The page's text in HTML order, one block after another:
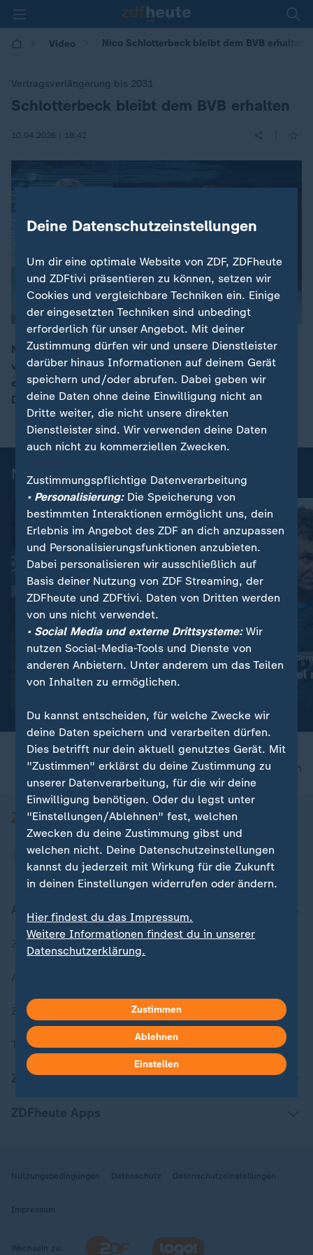
Video Nico Schlotterbeck bleibt dem BVB erhalten
Vertragsverlängerung bis 2031
:
Schlotterbeck bleibt dem BVB erhalten
10.04.2026 | 18:42
Nico Schlotterbeck hat seinen Vertrag beim BVB
vorzeitig bis 2031 verlängert. Der Innenverteidiger
entschied sich für den Revierklub, weil er mit
Dortmund Titel gewinnen will.
Mehr News aus dem Sport
Knapper Sieg gegen Bochum:
Hertha BSC jubelt zum
Zweitliga-Auftakt
Transfer-News in Bildern
Asllani-Wechsel
nach oben
Aktuell bei ZDFheute
Zuletzt veröffentlicht
ZDFheute Stories
Themen im Überblick
ZDFheute Update
Nutzungsbedingungen Datenschutz Datenschutzeinstellungen
Impressum
Wechseln zu:
Deine Datenschutzeinstellungen
Um dir eine optimale Website von ZDF, ZDFheute
und ZDFtivi präsentieren zu können, setzen wir
Cookies und vergleichbare Techniken ein. Einige
der eingesetzten Techniken sind unbedingt
erforderlich für unser Angebot. Mit deiner
Zustimmung dürfen wir und unsere Dienstleister
darüber hinaus Informationen auf deinem Gerät
speichern und/oder abrufen. Dabei geben wir
deine Daten ohne deine Einwilligung nicht an
Dritte weiter, die nicht unsere direkten
Dienstleister sind. Wir verwenden deine Daten
auch nicht zu kommerziellen Zwecken.
Zustimmungspflichtige Datenverarbeitung
• Personalisierung:Die Speicherung von
bestimmten Interaktionen ermöglicht uns, dein
Erlebnis im Angebot des ZDF an dich anzupassen
und Personalisierungsfunktionen anzubieten.
Dabei personalisieren wir ausschließlich auf
Basis deiner Nutzung von ZDF Streaming, der
ZDFheute und ZDFtivi. Daten von Dritten werden
von uns nicht verwendet.
• Social Media und externe Drittsysteme:Wir
nutzen Social-Media-Tools und Dienste von
anderen Anbietern. Unter anderem um das Teilen
von Inhalten zu ermöglichen.
Du kannst entscheiden, für welche Zwecke wir
deine Daten speichern und verarbeiten dürfen.
Dies betrifft nur dein aktuell genutztes Gerät. Mit
"Zustimmen" erklärst du deine Zustimmung zu
unserer Datenverarbeitung, für die wir deine
Einwilligung benötigen. Oder du legst unter
"Einstellungen/Ablehnen" fest, welchen
Zwecken du deine Zustimmung gibst und
welchen nicht. Deine Datenschutzeinstellungen
kannst du jederzeit mit Wirkung für die Zukunft
in deinen Einstellungen widerrufen oder ändern.
Hier findest du das Impressum.
Weitere Informationen findest du in unserer
Datenschutzerklärung.
Zustimmen
Ablehnen
Einstellen